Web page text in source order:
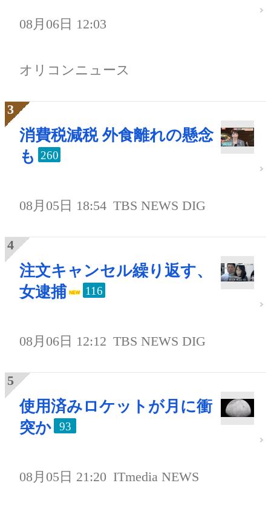
08月06日 12:03
オリコンニュース
消費税減税 外食離れの懸念
も 260
08月05日 18:54 TBS NEWS DIG
注文キャンセル繰り返す、
女逮捕
116
08月06日 12:12 TBS NEWS DIG
使用済みロケットが月に衝
突か
93
08月05日 21:20 ITmedia NEWS